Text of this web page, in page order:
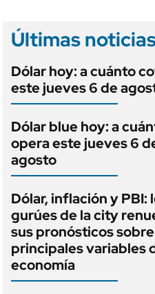
Últimas
Dólar hoy: a cuánto
este jueves 6 de
Dólar blue hoy: a
opera este jueves 6
agosto
Dólar, inflación y PBI:
gurúes de la city
sus pronósticos
principales variables
economía